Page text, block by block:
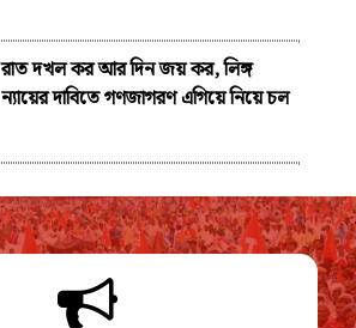
রাত দখল কর আর দিন জয় কর, লিঙ্গ
ন্যায়ের দাবিতে গণজাগরণ এগিয়ে নিয়ে চল